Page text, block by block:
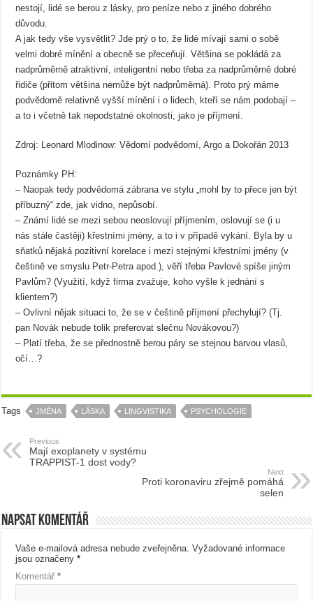
nestojí, lidé se berou z lásky, pro peníze nebo z jiného dobrého
důvodu.
A jak tedy vše vysvětlit? Jde prý o to, že lidé mívají sami o sobě
velmi dobré mínění a obecně se přeceňují. Většina se pokládá za
nadprůměrně atraktivní, inteligentní nebo třeba za nadprůměrně dobré
řidiče (přitom většina nemůže být nadprůměrná). Proto prý máme
podvědomě relativně vyšší mínění i o lidech, kteří se nám podobají –
a to i včetně tak nepodstatné okolnosti, jako je příjmení.
Zdroj: Leonard Mlodinow: Vědomí podvědomí, Argo a Dokořán 2013
Poznámky PH:
– Naopak tedy podvědomá zábrana ve stylu „mohl by to přece jen být
příbuzný“ zde, jak vidno, nepůsobí.
– Známí lidé se mezi sebou neoslovují příjmením, oslovují se (i u
nás stále častěji) křestními jmény, a to i v případě vykání. Byla by u
sňatků nějaká pozitivní korelace i mezi stejnými křestními jmény (v
češtině ve smyslu Petr-Petra apod.), věří třeba Pavlové spíše jiným
Pavlům? (Využití, když firma zvažuje, koho vyšle k jednání s
klientem?)
– Ovlivní nějak situaci to, že se v češtině příjmení přechylují? (Tj.
pan Novák nebude tolik preferovat slečnu Novákovou?)
– Platí třeba, že se přednostně berou páry se stejnou barvou vlasů,
očí…?
Tags JMÉNA LÁSKA LINGVISTIKA PSYCHOLOGIE
Previous
Mají exoplanety v systému
TRAPPIST-1 dost vody?
Next
Proti koronaviru zřejmě pomáhá
selen
Napsat komentář
Vaše e-mailová adresa nebude zveřejněna. Vyžadované informace
jsou označeny*
Komentář*